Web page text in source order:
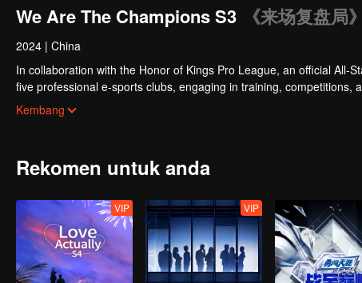
We Are The Champions S3 《来场复盘局
2024 | China
In collaboration with the Honor of Kings Pro League, an official All-
five professional e-sports clubs, engaging in training,
celebrities will win the championship in the first-ever All-Star Star
Kembang
Rekomen untuk anda
VIP VIP